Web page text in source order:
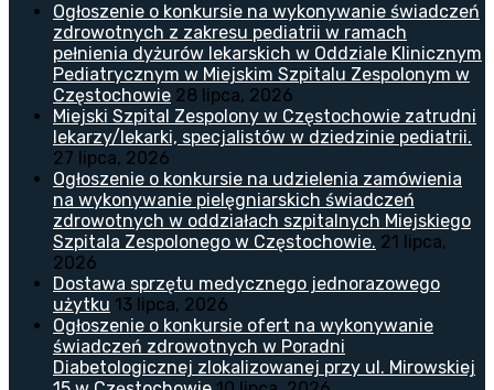
Ogłoszenie o konkursie na wykonywanie świadczeń
zdrowotnych z zakresu pediatrii w ramach
pełnienia dyżurów lekarskich w Oddziale Klinicznym
Pediatrycznym w Miejskim Szpitalu Zespolonym w
Częstochowie 28 lipca, 2026
Miejski Szpital Zespolony w Częstochowie zatrudni
lekarzy/lekarki, specjalistów w dziedzinie pediatrii.
27 lipca, 2026
Ogłoszenie o konkursie na udzielenia zamówienia
na wykonywanie pielęgniarskich świadczeń
zdrowotnych w oddziałach szpitalnych Miejskiego
Szpitala Zespolonego w Częstochowie. 21 lipca,
2026
Dostawa sprzętu medycznego jednorazowego
użytku 13 lipca, 2026
Ogłoszenie o konkursie ofert na wykonywanie
świadczeń zdrowotnych w Poradni
Diabetologicznej zlokalizowanej przy ul. Mirowskiej